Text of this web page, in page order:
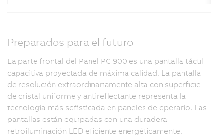
Preparados para el futuro
La parte frontal del Panel PC 900 es una pantalla táctil
capacitiva proyectada de máxima calidad. La pantalla
de resolución extraordinariamente alta con superficie
de cristal uniforme y antireflectante representa la
tecnología más sofisticada en paneles de operario. Las
pantallas están equipadas con una duradera
retroiluminación LED eficiente energéticamente.